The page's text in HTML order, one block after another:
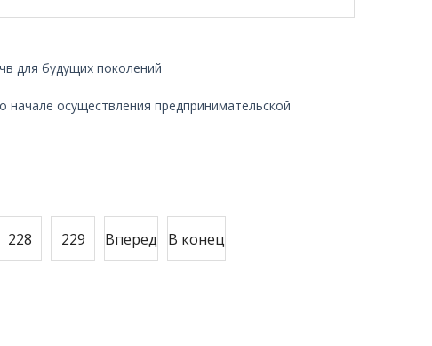
для будущих поколений
начале осуществления предпринимательской
228 229 Вперед В конец